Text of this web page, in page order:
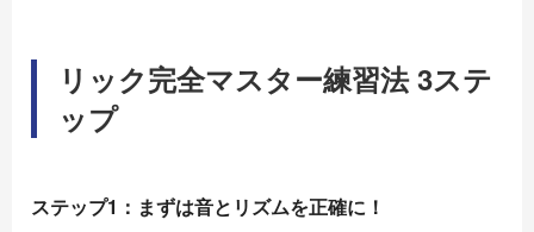
リック完全マスター練習法 3ステ
ップ
ステップ1：まずは音とリズムを正確に！